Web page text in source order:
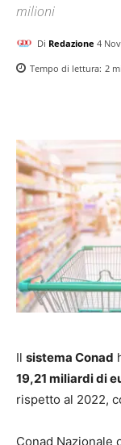
milioni
Di Redazione 4
Tempo di lettura: 2
Il sistema Conad
19,21 miliardi di
rispetto al 2022,
Conad Nazionale